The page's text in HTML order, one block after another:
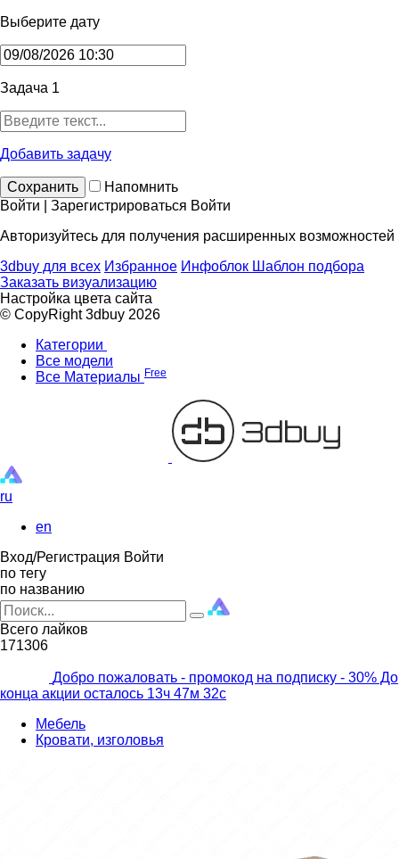
Выберите дату
Задача 1
Добавить задачу
Сохранить
Напомнить
Войти | Зарегистрироваться Войти
Авторизуйтесь для получения расширенных возможностей
3dbuy для всех Избранное Инфоблок Шаблон подбора
Заказать визуализацию
Настройка цвета сайта
© CopyRight 3dbuy 2026
Категории
Все модели
Все Материалы Free
ru
en
Вход/Регистрация Войти
по тегу
по названию
Всего лайков
171306
Добро пожаловать - промокод на подписку - 30% До
конца акции осталось 13ч 47м 31с
Мебель
Кровати, изголовья